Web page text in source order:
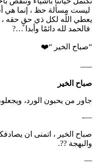
ليست مسألة حظ ، إنما هي
‏يعطي اللّه لكل ذي حقٍ حقه ،
‏​ فالحمد لله دائمًا وأبدا …?
“صباح الخير “❤️
—–
صباح الخير
جاور من يحبون الورد،
—-
صباح الخير ، اتمنى ان
والبهجة ??.
—